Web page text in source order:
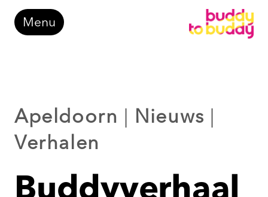
Doorgaan
naarMenu
Apeldoorn Nieuws
Verhalen